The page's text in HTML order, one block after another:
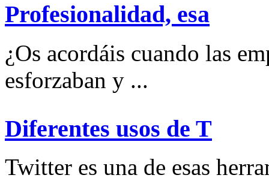
Profesionalidad, esa
¿Os acordáis cuando las
esforzaban y ...
Diferentes usos de T
Twitter es una de esas